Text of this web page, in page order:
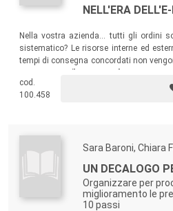
NELL'ERA
Nella vostra azienda… tutti gli ordini
sistematico? Le risorse interne ed
tempi di consegna concordati non
risposte e le soluzioni ai problemi di
cod.
100.458
Sara Baroni, Chiara
UN DECALOGO
Organizzare per
miglioramento le
10 passi